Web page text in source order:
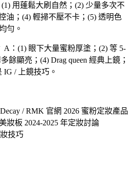
用蓬鬆大刷自然；(2) 少量多次不
油；(4) 輕掃不壓不卡；(5) 透明色
勻。
A：(1) 眼下大量蜜粉厚塗；(2) 等 5-
餘顯亮；(4) Drag queen 經典上鏡；
IG / 上鏡技巧。
/ RMK 官網 2026 蜜粉定妝產品
妝板 2024-2025 年定妝討論
技巧